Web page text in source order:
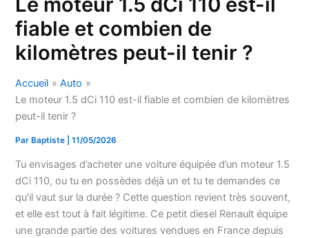
fiable et combien de
kilomètres peut-il tenir ?
Accueil
Auto
Le moteur 1.5 dCi 110 est-il fiable et combien de kilomètres
peut-il tenir ?
ParBaptiste |11/05/2026
Tu envisages d’acheter une voiture équipée d’un moteur 1.5
dCi 110, ou tu en possèdes déjà un et tu te demandes ce
qu’il vaut sur la durée ? Cette question revient très souvent,
et elle est tout à fait légitime. Ce petit diesel Renault équipe
une grande partie des voitures vendues en France depuis